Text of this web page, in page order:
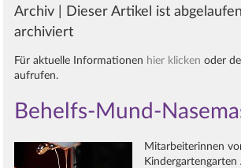
Archiv | Dieser Artikel ist
archiviert
Für aktuelle Informationen hier klicken oder
aufrufen.
Behelfs-Mund-
Mitarbeiterinnen